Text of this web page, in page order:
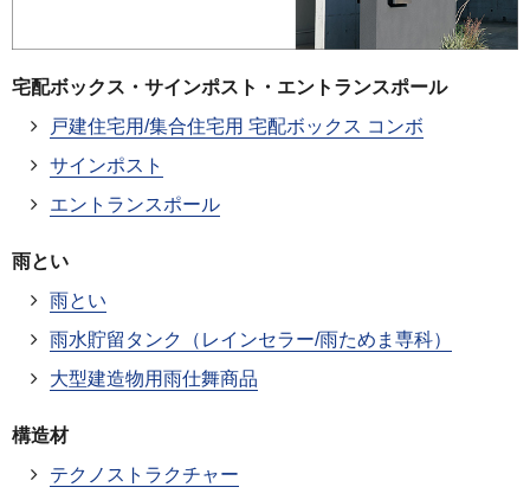
宅配ボックス・サインポスト・エントランスポール
戸建住宅用/集合住宅用 宅配ボックス コンボ
サインポスト
エントランスポール
雨とい
雨とい
雨水貯留タンク（レインセラー/雨ためま専科）
大型建造物用雨仕舞商品
構造材
テクノストラクチャー